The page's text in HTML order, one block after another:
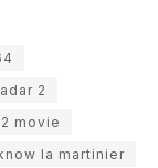
2
movie
la martinier